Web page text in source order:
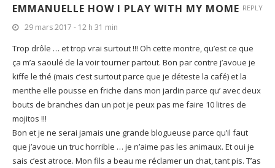
EMMANUELLE HOW I PLAY WITH MY MOME
29 mars 2017 - 12 h 31 min
Trop drôle … et trop vrai surtout !!! Oh cette montre, qu’est ce que
ça m’a saoulé de la voir tourner partout. Bon par contre j’avoue je
kiffe le thé (mais c’est surtout parce que je déteste la café) et la
menthe elle pousse en friche dans mon jardin parce qu’ avec deux
bouts de branches dan un pot je peux pas me faire 10 litres de
mojitos !!!
Bon et je ne serai jamais une grande blogueuse parce qu’il faut
que j’avoue un truc horrible … je n’aime pas les animaux. Et oui je
sais c’est atroce. Mon fils a beau me réclamer un chat, tant pis. T’as
REPLY